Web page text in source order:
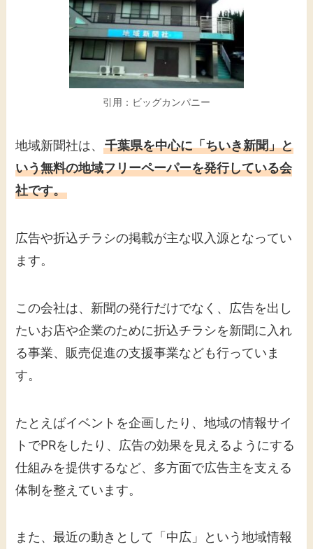
引用：ビッグカンパニー
地域新聞社は、千葉県を中心に「ちいき新聞」と
いう無料の地域フリーペーパーを発行している会
社です。
広告や折込チラシの掲載が主な収入源となってい
ます。
この会社は、新聞の発行だけでなく、広告を出し
たいお店や企業のために折込チラシを新聞に入れ
る事業、販売促進の支援事業なども行っていま
す。
たとえばイベントを企画したり、地域の情報サイ
トでPRをしたり、広告の効果を見えるようにする
仕組みを提供するなど、多方面で広告主を支える
体制を整えています。
また、最近の動きとして「中広」という地域情報